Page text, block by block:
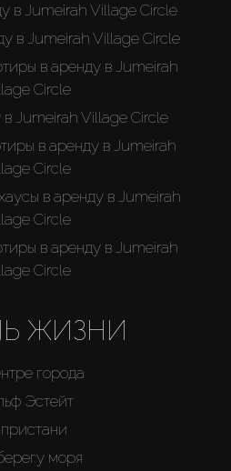
в Jumeirah Village Circle
в Jumeirah Village Circle
в аренду в Jumeirah
Circle
Jumeirah Village Circle
в аренду в Jumeirah
Circle
в аренду в Jumeirah
Circle
в аренду в Jumeirah
Circle
ЖИЗНИ
города
Эстейт
моря